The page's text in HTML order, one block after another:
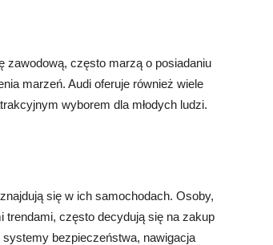
zawodową, często marzą o posiadaniu
marzeń. Audi oferuje również wiele
wyborem dla młodych ludzi.
się w ich samochodach. Osoby,
często decydują się na zakup
bezpieczeństwa, nawigacja